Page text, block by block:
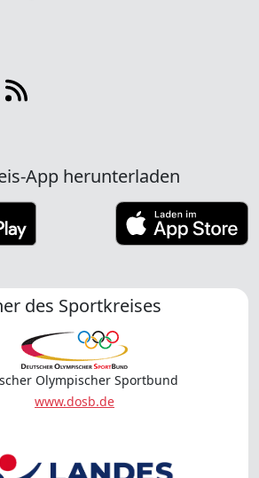
App herunterladen
des Sportkreises
Olympischer Sportbund
www.dosb.de